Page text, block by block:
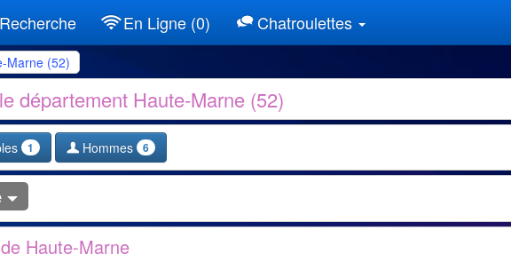
Recherche En Ligne (0) Chatroulettes
Marne (52)
département Haute-Marne (52)
1 Hommes 6
Haute-Marne